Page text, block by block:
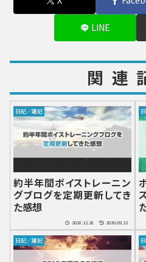
LINE
関連
日記／雑記
約半年間ボイストレーニン
グブログを定期更新してき
た感想
2018.12.28 2020.09.22
日記／雑記